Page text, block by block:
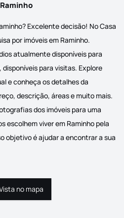
Excelente decisão! No Casa
por imóveis em Raminho.
atualmente disponíveis para
para visitas. Explore
e conheça os detalhes da
descrição, áreas e muito mais.
dos imóveis para uma
escolhem viver em Raminho pela
objetivo é ajudar a encontrar a sua
Vista no mapa
no mapa